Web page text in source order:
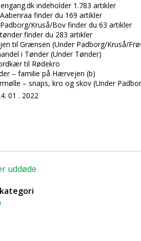
indeholder 1.783 artikler
finder du 169 artikler
Kruså/Bov finder du 63 artikler
finder du 283 artikler
til Grænsen (Under Padborg/Kruså/
i Tønder (Under Tønder)
til Rødekro
– familie på Hærvejen (b)
– snaps, kro og skov (Under
01 . 2022
uddøde